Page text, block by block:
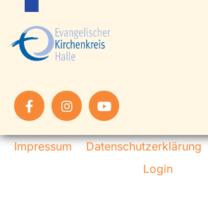
Impressum Datenschutzerklärung
Login